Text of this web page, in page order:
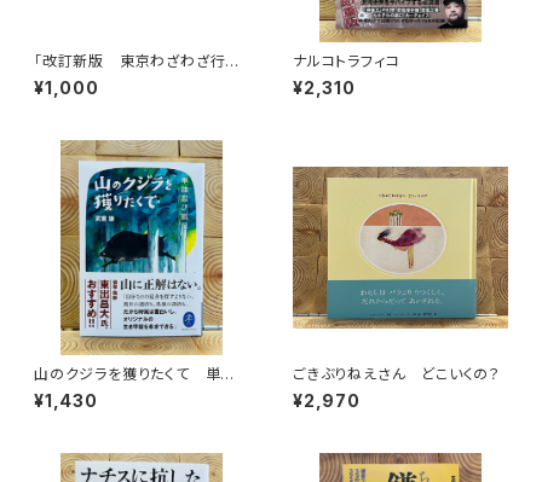
「改訂新版 東京わざわざ行き
たい街の本屋さん」出版記念ト
ークイベント録画視聴権
¥1,000
ナルコトラフィコ
¥2,310
山のクジラを獲りたくて 単独
忍び猟記（文庫版）
¥1,430
ごきぶりねえさん どこいくの？
¥2,970